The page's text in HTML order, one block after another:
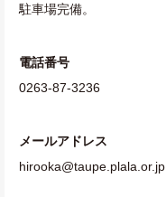
駐車場完備。
電話番号
0263-87-3236
メールアドレス
hirooka@taupe.plala.or.jp